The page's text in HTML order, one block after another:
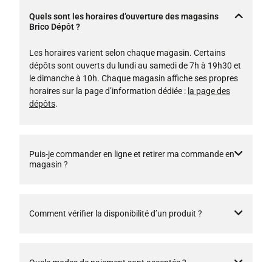
Quels sont les horaires d’ouverture des magasins
Brico Dépôt ?
Les horaires varient selon chaque magasin. Certains
dépôts sont ouverts du lundi au samedi de 7h à 19h30 et
le dimanche à 10h. Chaque magasin affiche ses propres
horaires sur la page d’information dédiée : la page des
dépôts.
Puis-je commander en ligne et retirer ma commande en
magasin ?
Comment vérifier la disponibilité d’un produit ?